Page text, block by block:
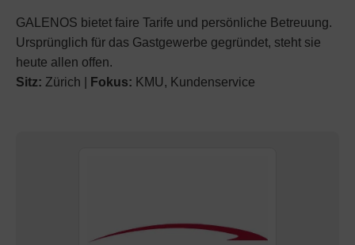
GALENOS bietet faire Tarife und persönliche Betreuung.
Ursprünglich für das Gastgewerbe gegründet, steht sie
heute allen offen.
Sitz: Zürich | Fokus: KMU, Kundenservice